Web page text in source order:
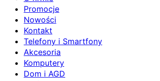
Promocje
Nowości
Kontakt
Telefony i Smartfony
Akcesoria
Komputery
Dom i AGD